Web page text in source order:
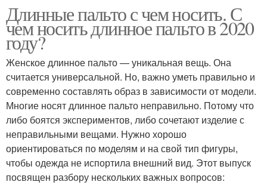
Длинные пальто с чем носить. С
чем носить длинное пальто в 2020
году?
Женское длинное пальто — уникальная вещь. Она
считается универсальной. Но, важно уметь правильно и
современно составлять образ в зависимости от модели.
Многие носят длинное пальто неправильно. Потому что
либо боятся экспериментов, либо сочетают изделие с
неправильными вещами. Нужно хорошо
ориентироваться по моделям и на свой тип фигуры,
чтобы одежда не испортила внешний вид. Этот выпуск
посвящен разбору нескольких важных вопросов: